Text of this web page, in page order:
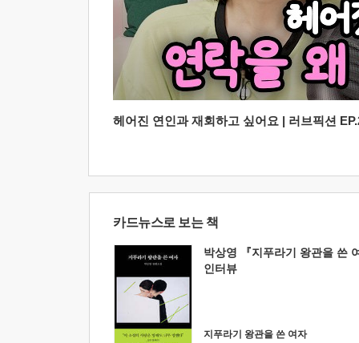
헤어진 연인과 재회하고 싶어요 | 러브픽션
카드뉴스로 보는 책
박상영 『지푸라기 왕관을 쓴
인터뷰
지푸라기 왕관을 쓴 여자